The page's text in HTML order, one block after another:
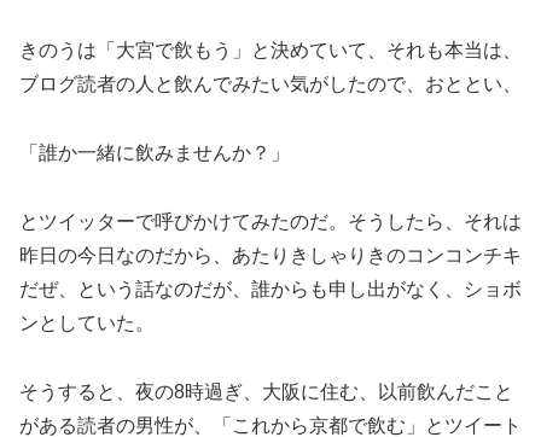
きのうは「大宮で飲もう」と決めていて、それも本当は、
ブログ読者の人と飲んでみたい気がしたので、おととい、
「誰か一緒に飲みませんか？」
とツイッターで呼びかけてみたのだ。そうしたら、それは
昨日の今日なのだから、あたりきしゃりきのコンコンチキ
だぜ、という話なのだが、誰からも申し出がなく、ショボ
ンとしていた。
そうすると、夜の8時過ぎ、大阪に住む、以前飲んだこと
がある読者の男性が、「これから京都で飲む」とツイート